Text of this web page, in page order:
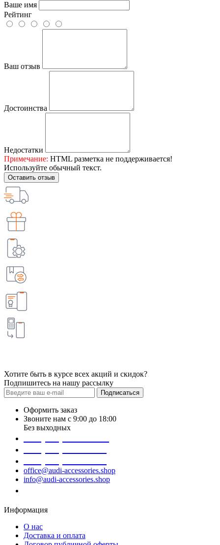
Ваше имя
Рейтинг
Ваш отзыв
Достоинства
Недостатки
Примечание: HTML разметка не поддерживается!
Используйте обычный текст.
Оставить отзыв
Хотите быть в курсе всех акций и скидок?
Подпишитесь на нашу рассылку
Подписаться
Оформить заказ
Звоните нам с 9:00 до 18:00
Без выходных
office@audi-accessories.shop
info@audi-accessories.shop
Информация
О нас
Доставка и оплата